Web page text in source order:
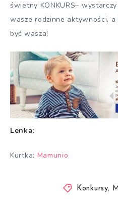
świetny KONKURS–
wasze rodzinne aktywności,
być wasza!
Lenka:
Kurtka: Mamunio
Konkursy,